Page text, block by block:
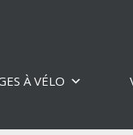
À VÉLO